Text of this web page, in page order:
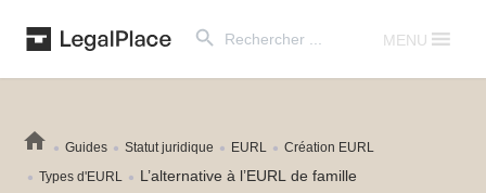
for:
MENU
Guides Statut juridique EURL
Création EURL
Types d'EURL
L’alternative à l’EURL de famille